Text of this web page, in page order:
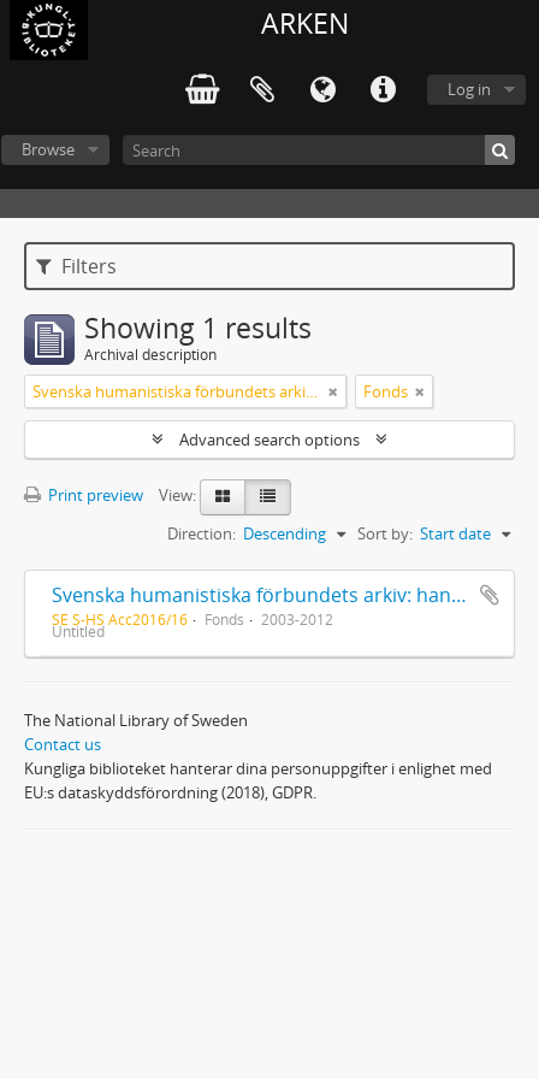
ARKEN
Log in
Browse
Filters
Showing 1 results
Archival description
Svenska humanistiska förbundets arkiv: handlingar 2003-2012 Fonds
Advanced search options
Print preview
View:
Sort by: Start date
Direction: Descending
Svenska humanistiska förbundets arkiv: handlingar 2003-2012
SE S-HS Acc2016/16 Fonds 2003-2012
Untitled
The National Library of Sweden
Contact us
Kungliga biblioteket hanterar dina personuppgifter i enlighet med
EU:s dataskyddsförordning (2018), GDPR.